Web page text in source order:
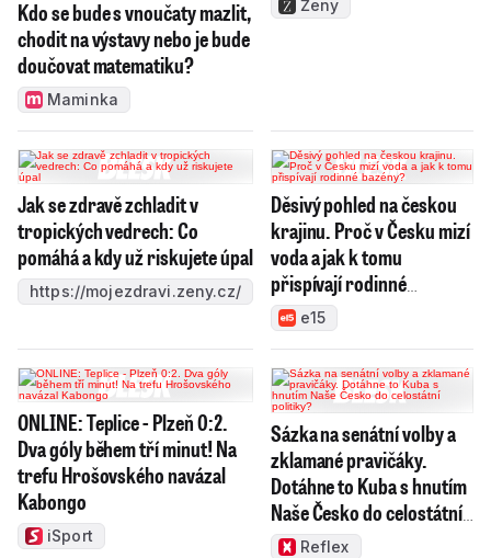
Kdo se bude s vnoučaty mazlit,
chodit na výstavy nebo je bude
doučovat matematiku?
Maminka
Ženy
Jak se zdravě zchladit v
tropických vedrech: Co
pomáhá a kdy už riskujete úpal
https://mojezdravi.zeny.cz/
Děsivý pohled na českou
krajinu. Proč v Česku mizí
voda a jak k tomu
přispívají rodinné
bazény?
e15
ONLINE: Teplice - Plzeň 0:2.
Dva góly během tří minut! Na
trefu Hrošovského navázal
Kabongo
iSport
Sázka na senátní volby a
zklamané pravičáky.
Dotáhne to Kuba s hnutím
Naše Česko do celostátní
politiky?
Reflex